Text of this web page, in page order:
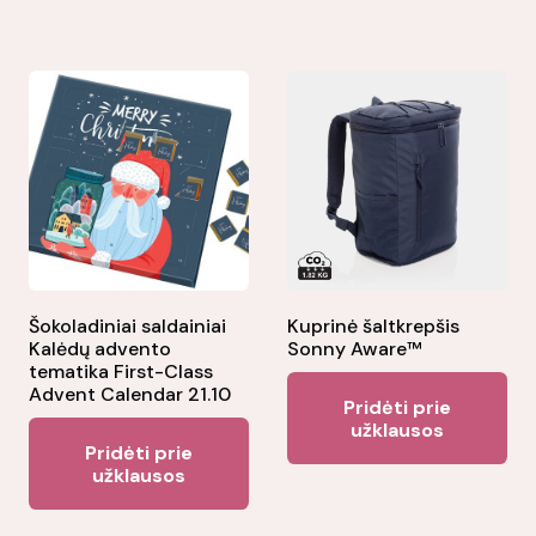
Šokoladiniai saldainiai
Kalėdų advento
tematika First-Class
Advent Calendar 21.10
Pridėti prie
užklausos
Kuprinė šaltkrepšis
Sonny Aware™
Pridėti prie
užklausos